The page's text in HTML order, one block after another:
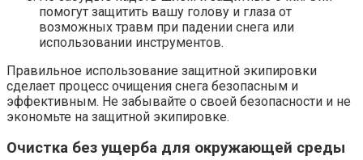
помогут защитить вашу голову и глаза от
возможных травм при падении снега или
использовании инструментов.
Правильное использование защитной экипировки
сделает процесс очищения снега безопасным и
эффективным. Не забывайте о своей безопасности и не
экономьте на защитной экипировке.
Очистка без ущерба для окружающей среды